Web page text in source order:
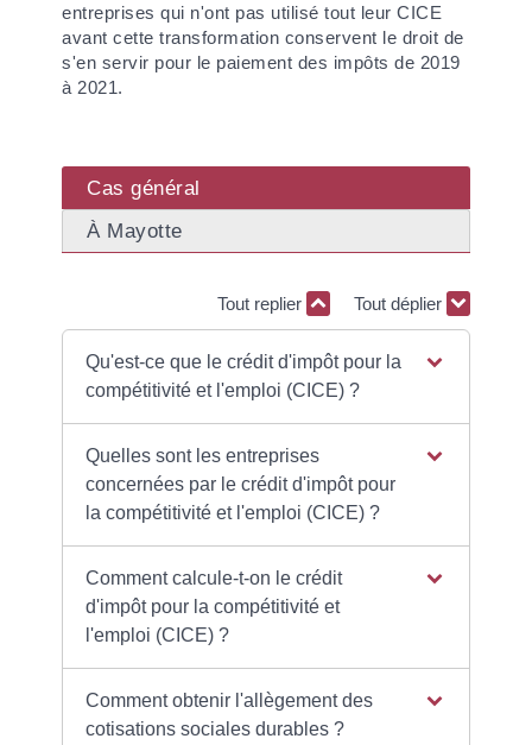
entreprises qui n'ont pas utilisé tout leur CICE
avant cette transformation conservent le droit de
s'en servir pour le paiement des impôts de 2019
à 2021.
Cas général
À Mayotte
Tout replier Tout déplier
Qu'est-ce que le crédit d'impôt pour la
compétitivité et l'emploi (CICE) ?
Quelles sont les entreprises
concernées par le crédit d'impôt pour
la compétitivité et l'emploi (CICE) ?
Comment calcule-t-on le crédit
d'impôt pour la compétitivité et
l'emploi (CICE) ?
Comment obtenir l'allègement des
cotisations sociales durables ?